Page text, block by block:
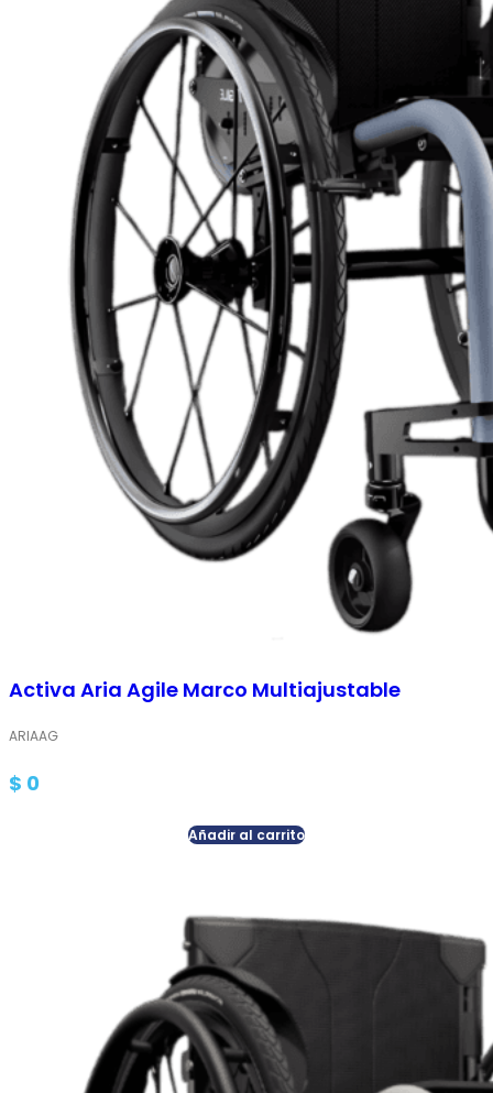
Activa Aria Agile Marco Multiajustable
ARIAAG
$ 0
Añadir al carrito